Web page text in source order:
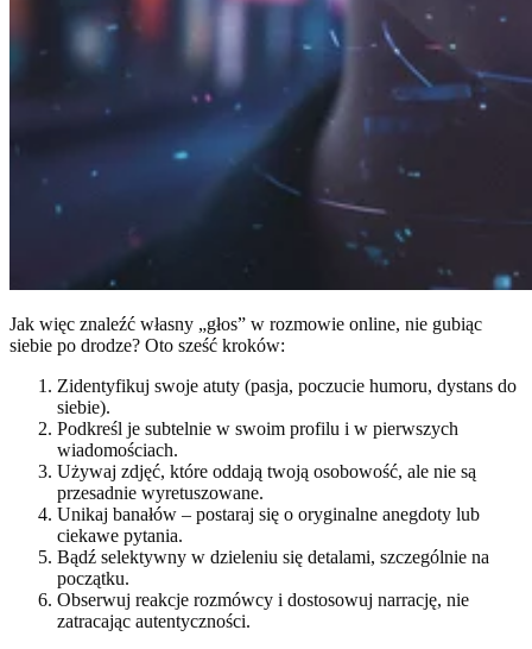
Jak więc znaleźć własny „głos” w rozmowie online, nie gubiąc
siebie po drodze? Oto sześć kroków:
Zidentyfikuj swoje atuty (pasja, poczucie humoru, dystans do
siebie).
Podkreśl je subtelnie w swoim profilu i w pierwszych
wiadomościach.
Używaj zdjęć, które oddają twoją osobowość, ale nie są
przesadnie wyretuszowane.
Unikaj banałów – postaraj się o oryginalne anegdoty lub
ciekawe pytania.
Bądź selektywny w dzieleniu się detalami, szczególnie na
początku.
Obserwuj reakcje rozmówcy i dostosowuj narrację, nie
zatracając autentyczności.